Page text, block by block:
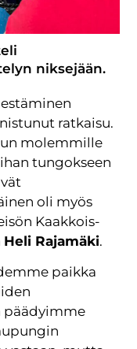
niksejään.
ratkaisu.
molemmille
tungokseen
oli myös
Kaakkois-
Heli Rajamäki.
paikka
päädyimme